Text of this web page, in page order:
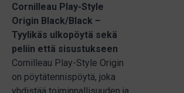
Cornilleau Play-Style
Origin Black/Black –
Tyylikäs ulkopöytä sekä
peliin että sisustukseen
Cornilleau Play-Style Origin
on pöytätennispöytä, joka
yhdistää toiminnallisuuden ja